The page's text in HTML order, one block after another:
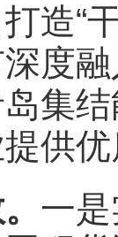
造“
度
集
供
一